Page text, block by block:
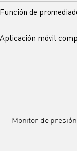
Función de
Aplicación móvil
Monitor de